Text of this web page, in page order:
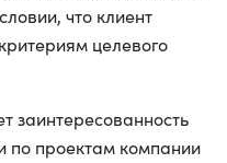
что клиент
целевого
заинтересованность
по проектам компании